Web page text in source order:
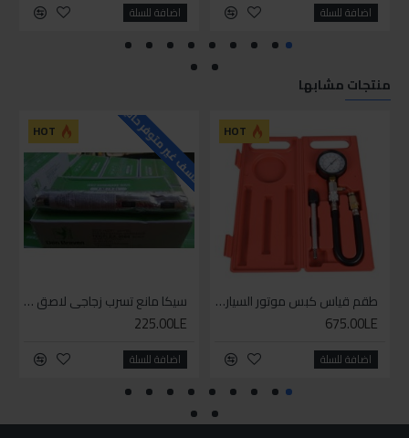
اضافة للسلة اضافة للسلة
منتجات مشابها
HOT
طقم قياس كبس موتور السياره 3 ق
675.00LE
اضافة للسلة
HOT للاسف غير متوفر حاليا
سيكا مانع تسرب زجاجي لاصق اسود 600 مل
225.00LE
اضافة للسلة